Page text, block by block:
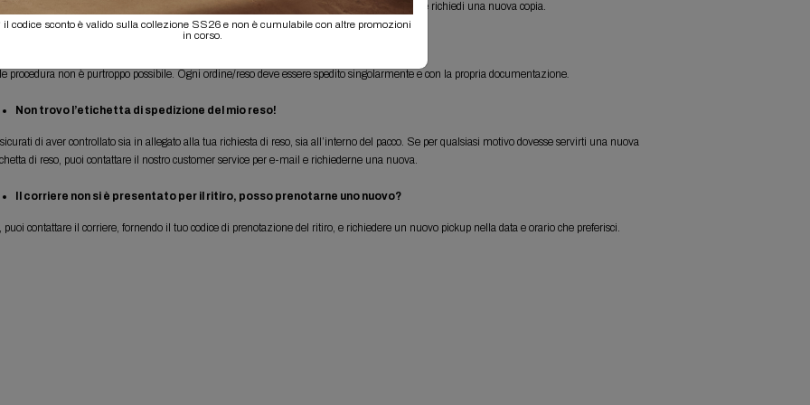
hai perso la e-mail contenente il tuo modulo di reso, invia una e-mail al Customer Service e richiedi una nuova copia.
Posso rendere due diversi ordini in una sola scatola?
procedura non è purtroppo possibile. Ogni ordine/reso deve essere spedito singolarmente e con la propria documentazione.
Non trovo l’etichetta di spedizione del mio reso!
di aver controllato sia in allegato alla tua richiesta di reso, sia all’interno del pacco. Se per qualsiasi motivo dovesse servirti una nuova
di reso, puoi contattare il nostro customer service per e-mail e richiederne una nuova.
Il corriere non si è presentato per il ritiro, posso prenotarne uno nuovo?
puoi contattare il corriere, fornendo il tuo codice di prenotazione del ritiro, e richiedere un nuovo pickup nella data e orario che preferisci.
il codice sconto è valido sulla collezione SS26 e non è cumulabile con altre promozioni
in corso.